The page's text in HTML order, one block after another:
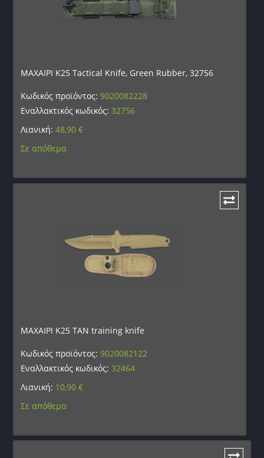
ΜΑΧΑΙΡΙ K25 Tactical Knife, Green Rubber, 32756
Κωδικός προϊόντος:9020082228
Εναλλακτικός κωδικός: 32756
Λιανική:48,90€
Σε απόθεμα
ΜΑΧΑΙΡΙ K25 TAN training knife
Κωδικός προϊόντος:9020082122
Εναλλακτικός κωδικός: 32464
Λιανική: 10,90€
Σε απόθεμα